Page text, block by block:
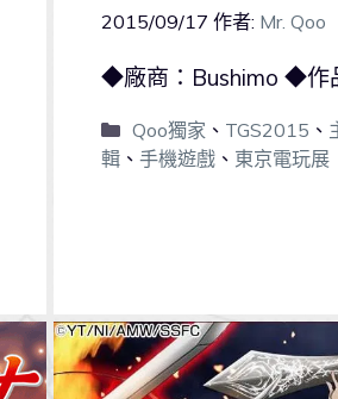
2015/09/17 作者: Mr. Qoo
◆廠商：Bushimo ◆作
Qoo獨家 、 TGS2015 、
輯、 手機遊戲、 東京電玩展